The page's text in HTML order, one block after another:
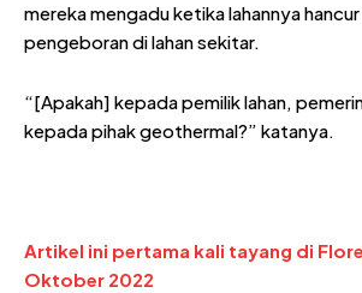
mereka mengadu ketika lahannya
pengeboran di lahan sekitar.
“[Apakah] kepada pemilik lahan,
kepada pihak geothermal?” katanya.
Artikel ini pertama kali tayang di
Oktober 2022